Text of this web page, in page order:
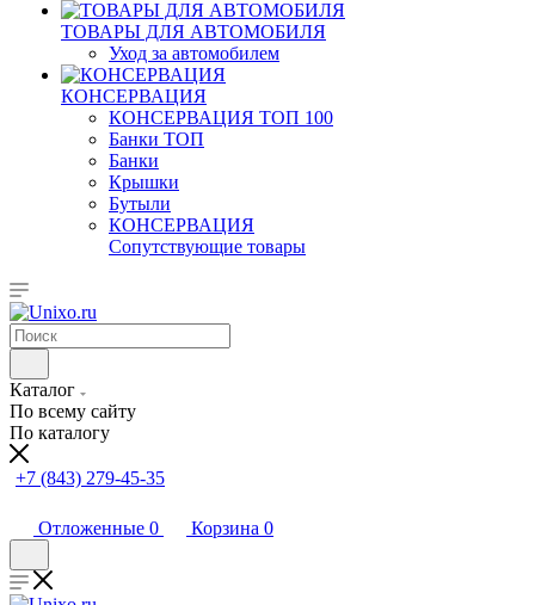
ТОВАРЫ ДЛЯ АВТОМОБИЛЯ
Уход за автомобилем
КОНСЕРВАЦИЯ
КОНСЕРВАЦИЯ ТОП 100
Банки ТОП
Банки
Крышки
Бутыли
КОНСЕРВАЦИЯ
Сопутствующие товары
Каталог
По всему сайту
По каталогу
+7 (843) 279-45-35
Отложенные 0 Корзина 0